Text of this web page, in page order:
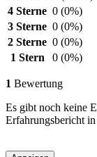
4 Sterne 0 (0%)
3 Sterne 0 (0%)
2 Sterne 0 (0%)
1 Stern
0 (0%)
1 Bewertung
Es gibt noch keine
Erfahrungsbericht